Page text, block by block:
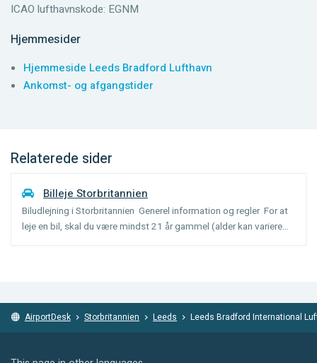
ICAO lufthavnskode: EGNM
Hjemmesider
Hjemmeside Leeds Bradford Lufthavn
Ankomst- og afgangstider
Relaterede sider
Billeje Storbritannien
Biludlejning i Storbritannien Generel information og regler For at
leje en bil, skal du være mindst 21 år gammel (alder kan variere
AirportDesk Storbritannien Leeds Leeds Bradford International